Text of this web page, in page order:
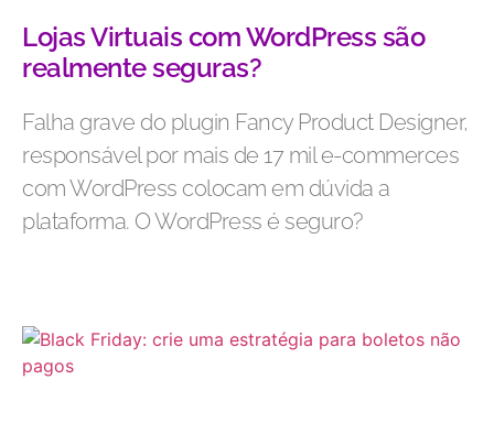
Lojas Virtuais com WordPress são
realmente seguras?
Falha grave do plugin Fancy Product Designer,
responsável por mais de 17 mil e-commerces
com WordPress colocam em dúvida a
plataforma. O WordPress é seguro?